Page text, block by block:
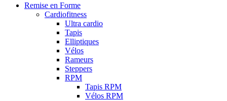
Remise en Forme
Cardiofitness
Ultra cardio
Tapis
Elliptiques
Vélos
Rameurs
Steppers
RPM
Tapis RPM
Vélos RPM